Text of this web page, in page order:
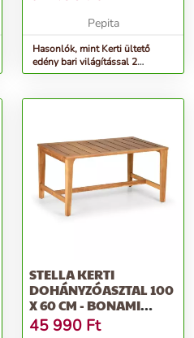
Pepita
Hasonlók, mint Kerti ültető
edény bari világítással 2
színválasztékkal
STELLA KERTI
DOHÁNYZÓASZTAL 100
X 60 CM - BONAMI
SELECTION
45 990 Ft